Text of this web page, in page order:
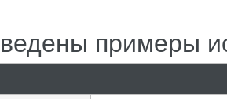
примеры